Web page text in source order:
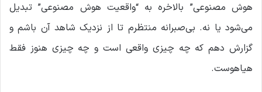
هوش مصنوعی” بالاخره به “واقعیت هوش مصنوعی” تبدیل
می‌شود یا نه. بی‌صبرانه منتظرم تا از نزدیک شاهد آن باشم و
گزارش دهم که چه چیزی واقعی است و چه چیزی هنوز فقط
هیاهوست.